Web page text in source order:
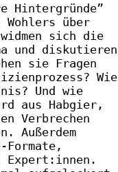
Hintergründe”
über
sich die
und diskutieren
sie Fragen
Wie
Und wie
aus Habgier,
Verbrechen
Außerdem
Expert:innen.